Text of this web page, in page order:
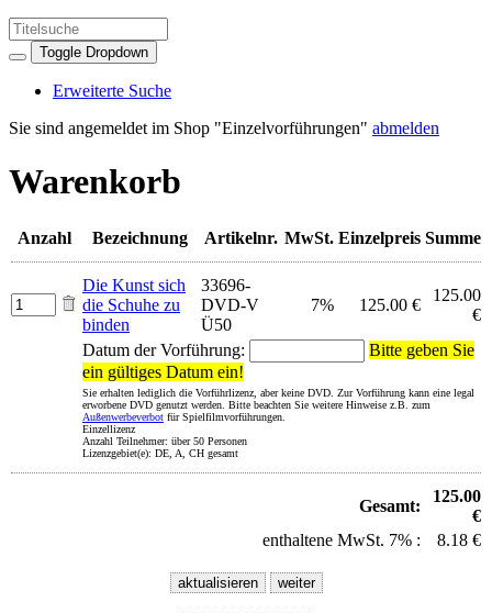
Toggle Dropdown
Erweiterte Suche
Sie sind angemeldet im Shop "Einzelvorführungen" abmelden
Warenkorb
Anzahl Bezeichnung Artikelnr. MwSt. Einzelpreis Summe
Die Kunst sich
die Schuhe zu
binden
33696-
DVD-V
Ü50
7% 125.00 €
125.00
€
Datum der Vorführung:
Bitte geben Sie
ein gültiges Datum ein!
Sie erhalten lediglich die Vorführlizenz, aber keine DVD. Zur Vorführung kann eine legal
erworbene DVD genutzt werden. Bitte beachten Sie weitere Hinweise z.B. zum
Außenwerbeverbot für Spielfilmvorführungen.
Einzellizenz
Anzahl Teilnehmer: über 50 Personen
Lizenzgebiet(e): DE, A, CH gesamt
Gesamt:
125.00
€
enthaltene MwSt. 7% :
8.18 €